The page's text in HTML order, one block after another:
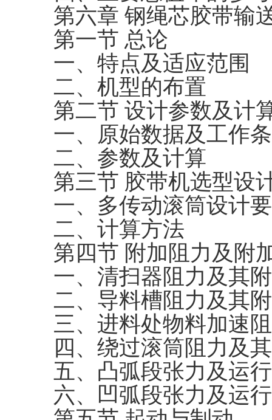
第六章 钢绳芯胶带输
第一节 总论
一、特点及适应范围
二、机型的布置
第二节 设计参数及计
一、原始数据及工作
二、参数及计算
第三节 胶带机选型设
一、多传动滚筒设计
二、计算方法
第四节 附加阻力及附
一、清扫器阻力及其
二、导料槽阻力及其
三、进料处物料加速
四、绕过滚筒阻力及
五、凸弧段张力及运
六、凹弧段张力及运